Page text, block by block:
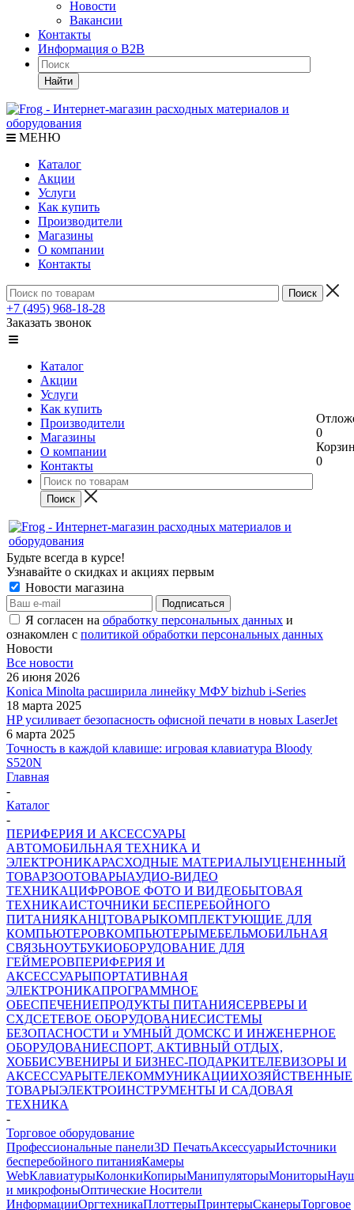
Новости
Вакансии
Контакты
Информация о B2B
Найти
МЕНЮ
Каталог
Акции
Услуги
Как купить
Производители
Магазины
О компании
Контакты
+7 (495) 968-18-28
Заказать звонок
Каталог
Акции
Услуги
Как купить
Производители
Магазины
О компании
Контакты
0
0
Будьте всегда в курсе!
Узнавайте о скидках и акциях первым
Новости магазина
Я согласен на обработку персональных данных и
ознакомлен с политикой обработки персональных данных
Новости
Все новости
26 июня 2026
Konica Minolta расширила линейку МФУ bizhub i-Series
18 марта 2025
HP усиливает безопасность офисной печати в новых LaserJet
6 марта 2025
Точность в каждой клавише: игровая клавиатура Bloody
S520N
Главная
-
Каталог
-
ПЕРИФЕРИЯ И АКСЕССУАРЫ
АВТОМОБИЛЬНАЯ ТЕХНИКА И
ЭЛЕКТРОНИКАРАСХОДНЫЕ МАТЕРИАЛЫУЦЕНЕННЫЙ
ТОВАРЗООТОВАРЫАУДИО-ВИДЕО
ТЕХНИКАЦИФРОВОЕ ФОТО И ВИДЕОБЫТОВАЯ
ТЕХНИКАИСТОЧНИКИ БЕСПЕРЕБОЙНОГО
ПИТАНИЯКАНЦТОВАРЫКОМПЛЕКТУЮЩИЕ ДЛЯ
КОМПЬЮТЕРОВКОМПЬЮТЕРЫМЕБЕЛЬМОБИЛЬНАЯ
СВЯЗЬНОУТБУКИОБОРУДОВАНИЕ ДЛЯ
ГЕЙМЕРОВПЕРИФЕРИЯ И
АКСЕССУАРЫПОРТАТИВНАЯ
ЭЛЕКТРОНИКАПРОГРАММНОЕ
ОБЕСПЕЧЕНИЕПРОДУКТЫ ПИТАНИЯСЕРВЕРЫ И
СХДСЕТЕВОЕ ОБОРУДОВАНИЕСИСТЕМЫ
БЕЗОПАСНОСТИ и УМНЫЙ ДОМСКС И ИНЖЕНЕРНОЕ
ОБОРУДОВАНИЕСПОРТ, АКТИВНЫЙ ОТДЫХ,
ХОББИСУВЕНИРЫ И БИЗНЕС-ПОДАРКИТЕЛЕВИЗОРЫ И
АКСЕССУАРЫТЕЛЕКОММУНИКАЦИИХОЗЯЙСТВЕННЫЕ
ТОВАРЫЭЛЕКТРОИНСТРУМЕНТЫ И САДОВАЯ
ТЕХНИКА
-
Торговое оборудование
Профессиональные панели3D ПечатьАксессуарыИсточники
бесперебойного питанияКамеры
WebКлавиатурыКолонкиКопирыМанипуляторыМониторы
и микрофоныОптические Носители
ИнформацииОргтехникаПлоттерыПринтерыСканерыТорговое